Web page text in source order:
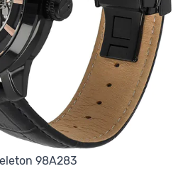
98A283